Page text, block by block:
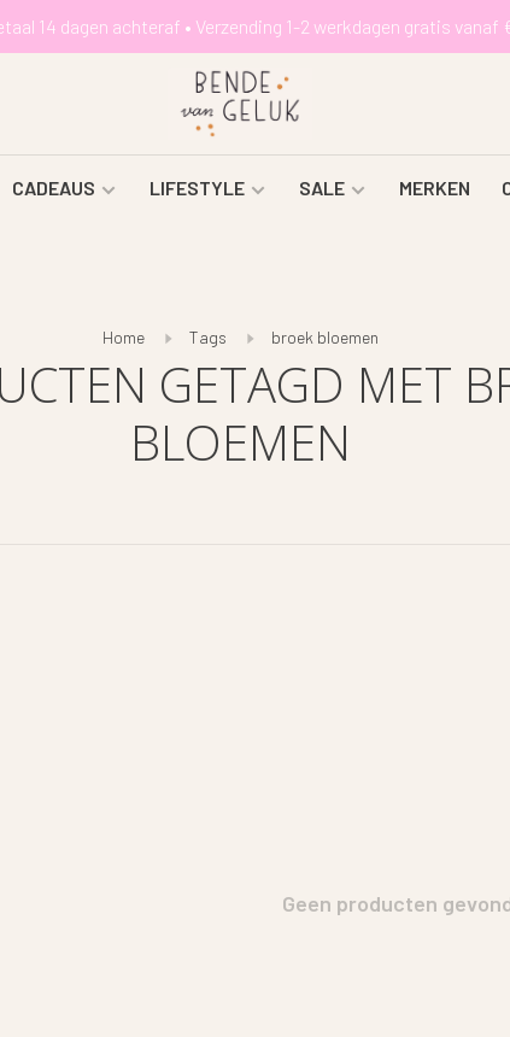
14 dagen achteraf • Verzending 1-2 werkdagen gratis vanaf
CADEAUS LIFESTYLE SALE MERKEN
Home Tags broek bloemen
GETAGD MET
BLOEMEN
Geen producten